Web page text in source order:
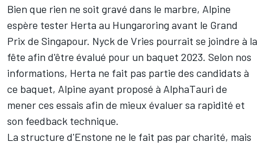
Bien que rien ne soit gravé dans le marbre, Alpine
espère tester Herta au Hungaroring avant le Grand
Prix de Singapour. Nyck de Vries pourrait se joindre à la
fête afin d'être évalué pour un baquet 2023. Selon nos
informations, Herta ne fait pas partie des candidats à
ce baquet, Alpine ayant proposé à AlphaTauri de
mener ces essais afin de mieux évaluer sa rapidité et
son feedback technique.
La structure d'Enstone ne le fait pas par charité, mais